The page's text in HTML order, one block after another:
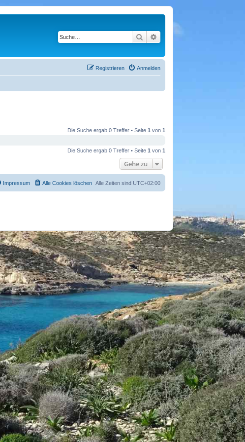
Suche Erweiterte Suche
Anmelden
Registrieren
Die Suche ergab 0 Treffer • Seite 1 von 1
Die Suche ergab 0 Treffer • Seite 1 von 1
Gehe zu
Alle Zeiten sind UTC+02:00
Alle Cookies löschen
Impressum